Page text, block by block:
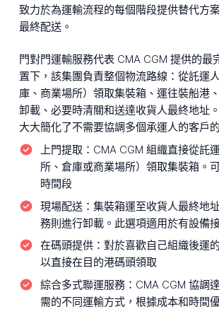
致力於為運輸流程的每個階段提供替代方
最終配送。
門對門運輸服務代表 CMA CGM 提供的最
置下，該集團負責整個物流路線：從託運
庫、商業場所）領取集裝箱、運往裝船港
卸載、必要時清關和送達收貨人最終地址
大大簡化了不需要協調多個承運人的客戶
上門提取： CMA CGM 組織直接從託
所、倉庫或商業場所）領取集裝箱。
時間段
現場配送： 集裝箱運至收貨人最終地
務則進行卸載。此選項適用於有設備
在碼頭提供： 對於喜歡自己組織後運
以直接在目的港碼頭領取
綜合多式聯運服務： CMA CGM 協調
需的不同運輸方式，根據成本和時間